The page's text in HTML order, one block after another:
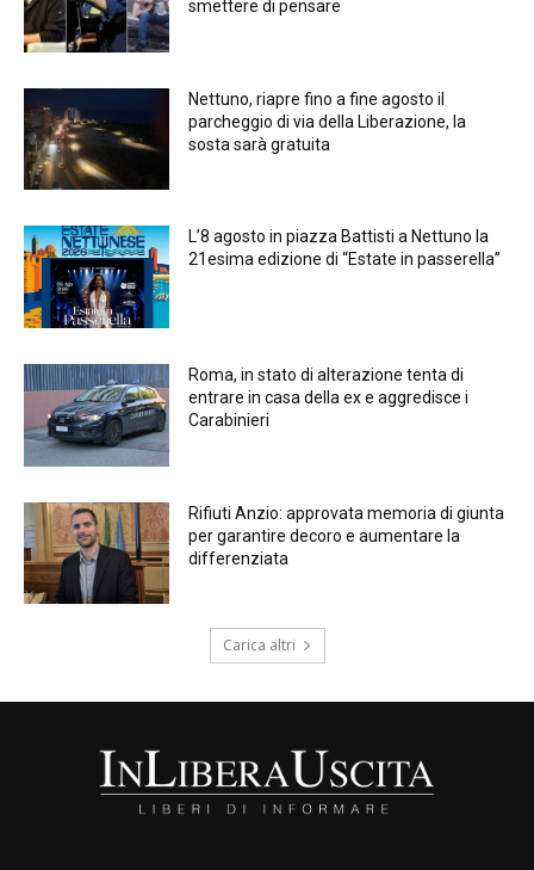
smettere di pensare
Nettuno, riapre fino a fine agosto il
parcheggio di via della Liberazione, la
sosta sarà gratuita
L’8 agosto in piazza Battisti a Nettuno la
21esima edizione di “Estate in passerella”
Roma, in stato di alterazione tenta di
entrare in casa della ex e aggredisce i
Carabinieri
Rifiuti Anzio: approvata memoria di giunta
per garantire decoro e aumentare la
differenziata
Carica altri